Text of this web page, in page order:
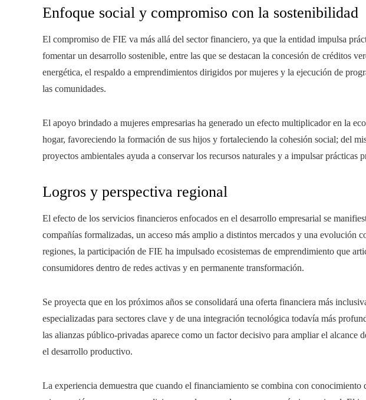
Enfoque social y compromiso con la sostenibilidad
El compromiso de FIE va más allá del sector financiero, ya que la entidad impulsa
fomentar un desarrollo sostenible, entre las que se destacan la concesión de créditos
energética, el respaldo a emprendimientos dirigidos por mujeres y la ejecución de
las comunidades.
El apoyo brindado a mujeres empresarias ha generado un efecto multiplicador en la
hogar, favoreciendo la formación de sus hijos y fortaleciendo la cohesión social; del
proyectos ambientales ayuda a conservar los recursos naturales y a impulsar prácticas
Logros y perspectiva regional
El efecto de los servicios financieros enfocados en el desarrollo empresarial se
compañías formalizadas, un acceso más amplio a distintos mercados y una evolución
regiones, la participación de FIE ha impulsado ecosistemas de emprendimiento que
consumidores dentro de redes activas y en permanente transformación.
Se proyecta que en los próximos años se consolidará una oferta financiera más
especializadas para sectores clave y de una integración tecnológica todavía más
las alianzas público-privadas aparece como un factor decisivo para ampliar el alcance
el desarrollo productivo.
La experiencia demuestra que cuando el financiamiento se combina con